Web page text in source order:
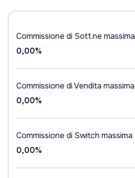
Commissione di Sott.ne massima
0,00%
Commissione di Vendita massima
0,00%
Commissione di Switch massima
0,00%